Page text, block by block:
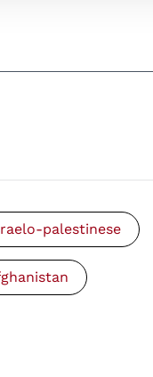
palestinese